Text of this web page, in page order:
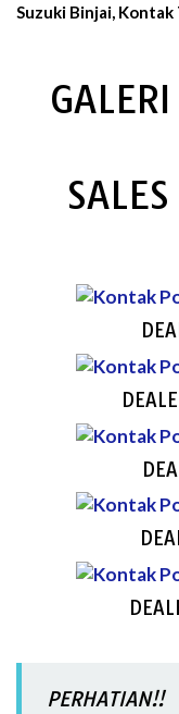
Suzuki Binjai,
PERHATIAN!!